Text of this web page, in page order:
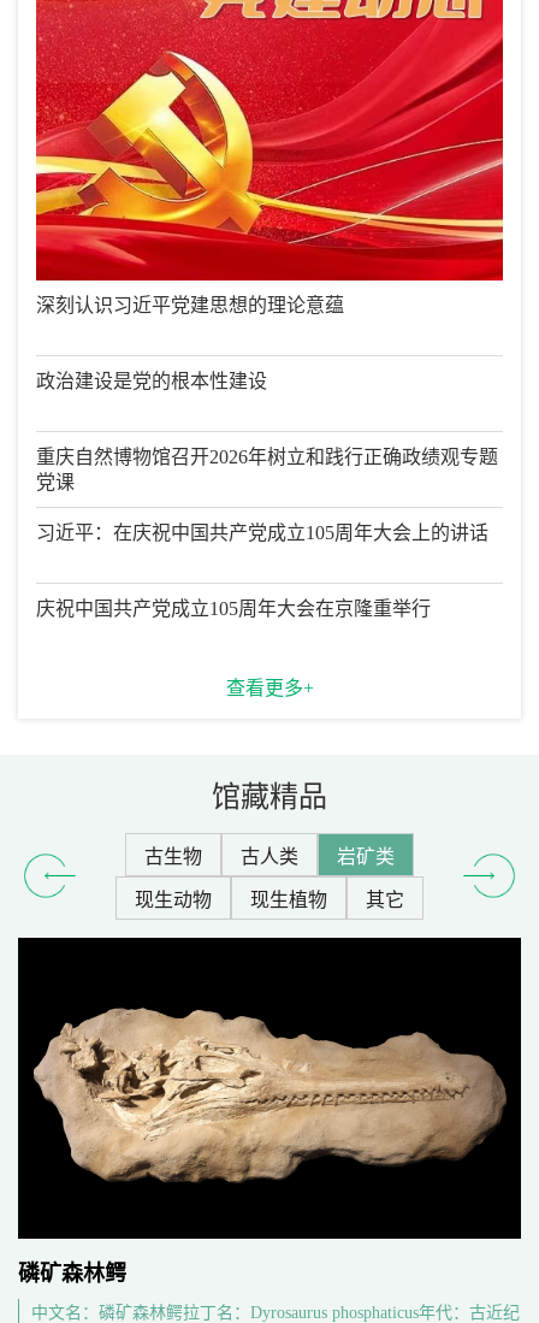
深刻认识习近平党建思想的理论意蕴
政治建设是党的根本性建设
重庆自然博物馆召开2026年树立和践行正确政绩观专题
党课
习近平：在庆祝中国共产党成立105周年大会上的讲话
庆祝中国共产党成立105周年大会在京隆重举行
查看更多+
馆藏精品
古生物 古人类 岩矿类
现生动物 现生植物 其它
磷矿森林鳄
中文名：磷矿森林鳄拉丁名：Dyrosaurus phosphaticus年代：古近纪